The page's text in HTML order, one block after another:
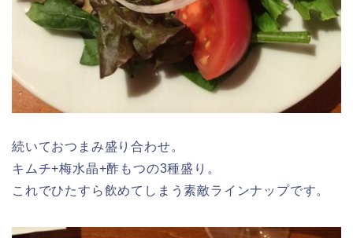
続いておつまみ盛り合わせ。
キムチ+梅水晶+酢もつの3種盛り。
これでひたすら飲めてしまう素敵ラインナップです。